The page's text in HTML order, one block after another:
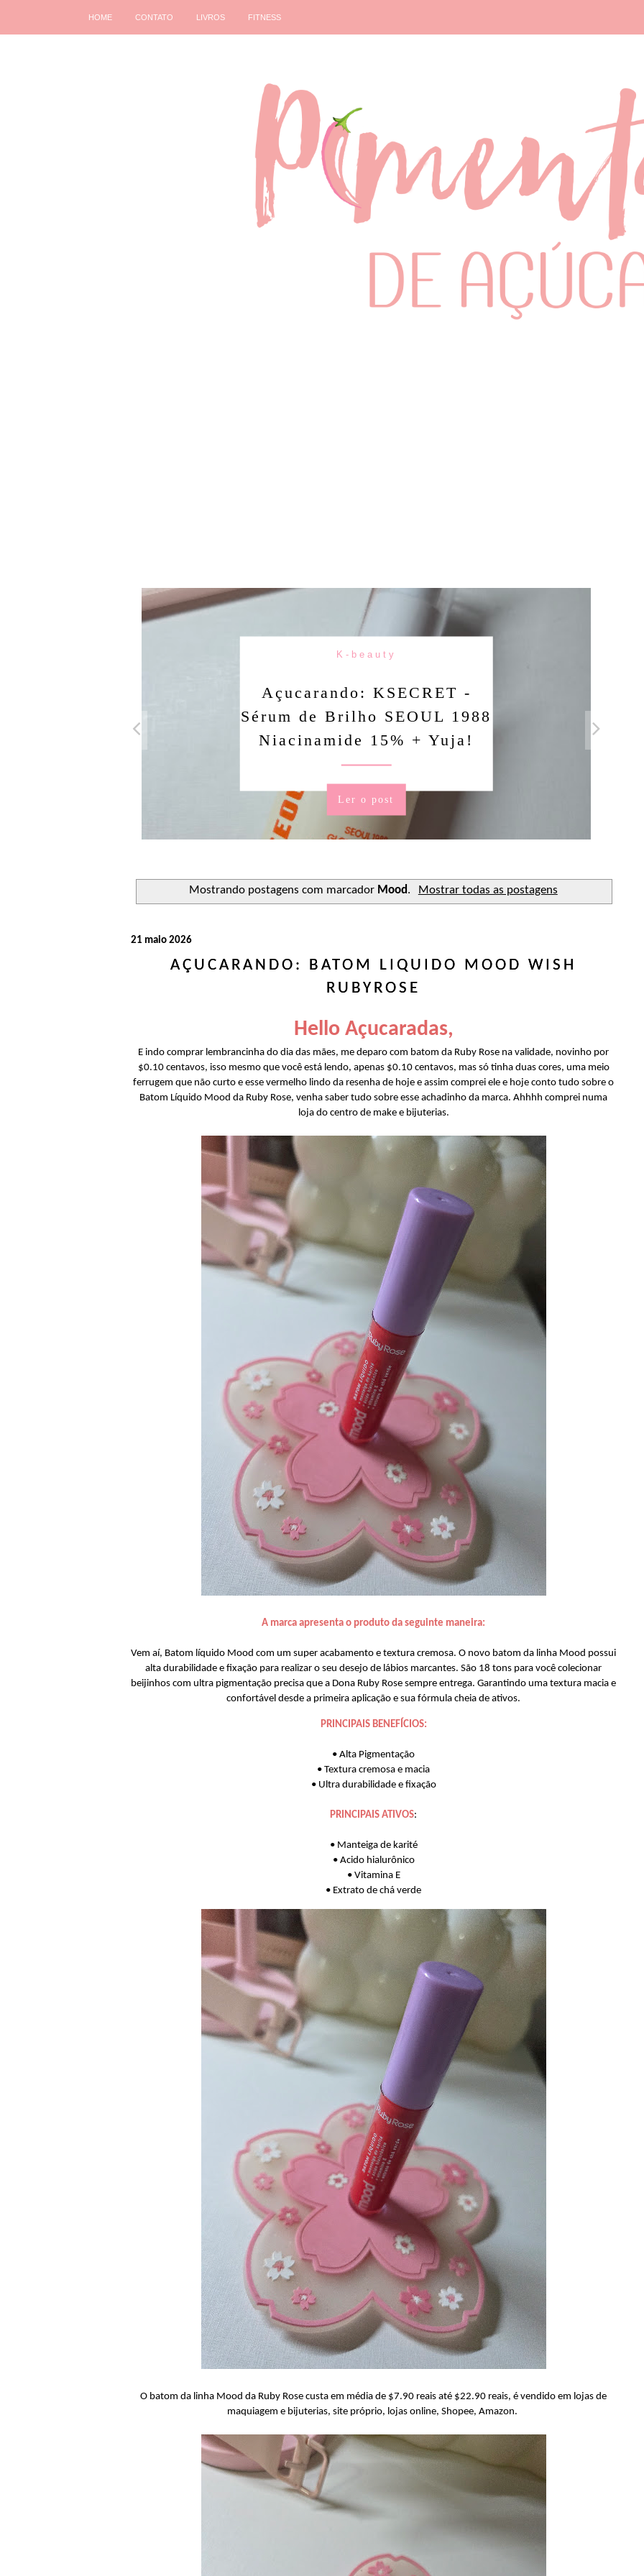
HOME CONTATO LIVROS FITNESS
K-beauty
Açucarando: KSECRET -
Sérum de Brilho SEOUL 1988
Niacinamide 15% + Yuja!
Ler o post
Mostrando postagens com marcador Mood. Mostrar todas as postagens
21 maio 2026
AÇUCARANDO: BATOM LIQUIDO MOOD WISH
RUBYROSE
Hello Açucaradas,
E indo comprar lembrancinha do dia das mães, me deparo com batom da Ruby Rose na validade, novinho por
$0.10 centavos, isso mesmo que você está lendo, apenas $0.10 centavos, mas só tinha duas cores, uma meio
ferrugem que não curto e esse vermelho lindo da resenha de hoje e assim comprei ele e hoje conto tudo sobre o
Batom Líquido Mood da Ruby Rose, venha saber tudo sobre esse achadinho da marca. Ahhhh comprei numa
loja do centro de make e bijuterias.
A marca apresenta o produto da seguinte maneira:
Vem aí, Batom líquido Mood com um super acabamento e textura cremosa. O novo batom da linha Mood possui
alta durabilidade e fixação para realizar o seu desejo de lábios marcantes. São 18 tons para você colecionar
beijinhos com ultra pigmentação precisa que a Dona Ruby Rose sempre entrega. Garantindo uma textura macia e
confortável desde a primeira aplicação e sua fórmula cheia de ativos.
PRINCIPAIS BENEFÍCIOS:
• Alta Pigmentação
• Textura cremosa e macia
• Ultra durabilidade e fixação
PRINCIPAIS ATIVOS:
• Manteiga de karité
• Acido hialurônico
• Vitamina E
• Extrato de chá verde
O batom da linha Mood da Ruby Rose custa em média de $7.90 reais até $22.90 reais, é vendido em lojas de
maquiagem e bijuterias, site próprio, lojas online, Shopee, Amazon.